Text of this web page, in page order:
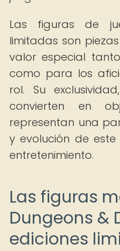
Las figuras de
limitadas son
valor especial
como para los
rol. Su
convierten en
representan una
y evolución de
entretenimiento.
Las figuras
Dungeons &
ediciones